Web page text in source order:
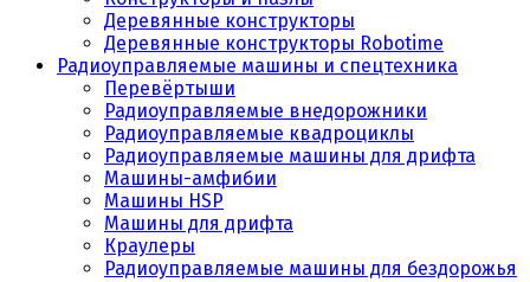
Деревянные конструкторы
Деревянные конструкторы Robotime
Радиоуправляемые машины и спецтехника
Перевёртыши
Радиоуправляемые внедорожники
Радиоуправляемые квадроциклы
Радиоуправляемые машины для дрифта
Машины-амфибии
Машины HSP
Машины для дрифта
Краулеры
Радиоуправляемые машины для бездорожья